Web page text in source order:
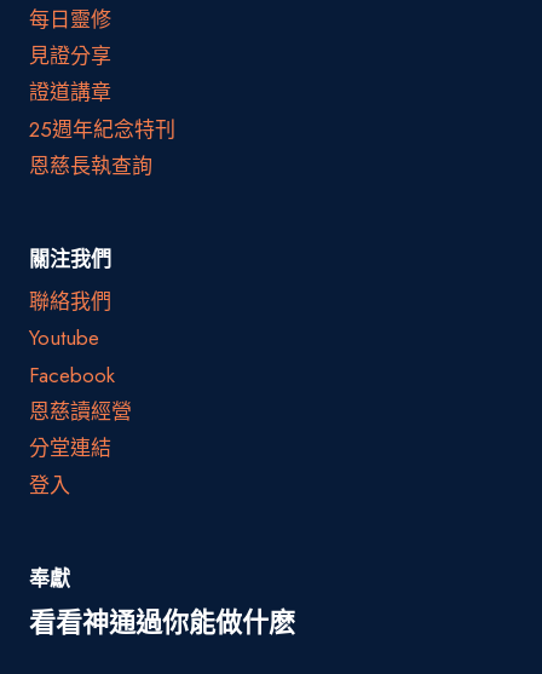
每日靈修
見證分享
證道講章
25週年紀念特刊
恩慈長執查詢
關注我們
聯絡我們
Youtube
Facebook
恩慈讀經營
分堂連結
登入
奉獻
看看神通過你能做什麽